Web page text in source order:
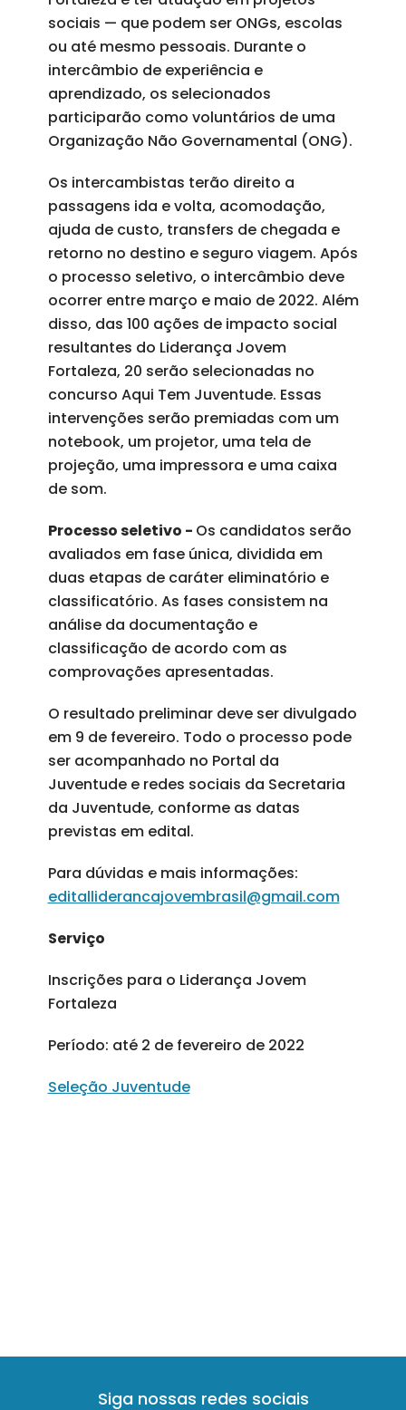
sociais — que podem ser ONGs, escolas
ou até mesmo pessoais. Durante o
intercâmbio de experiência e
aprendizado, os selecionados
participarão como voluntários de uma
Organização Não Governamental (ONG).
Os intercambistas terão direito a
passagens ida e volta, acomodação,
ajuda de custo, transfers de chegada e
retorno no destino e seguro viagem. Após
o processo seletivo, o intercâmbio deve
ocorrer entre março e maio de 2022. Além
disso, das 100 ações de impacto social
resultantes do Liderança Jovem
Fortaleza, 20 serão selecionadas no
concurso Aqui Tem Juventude. Essas
intervenções serão premiadas com um
notebook, um projetor, uma tela de
projeção, uma impressora e uma caixa
de som.
Processo seletivo - Os candidatos serão
avaliados em fase única, dividida em
duas etapas de caráter eliminatório e
classificatório. As fases consistem na
análise da documentação e
classificação de acordo com as
comprovações apresentadas.
O resultado preliminar deve ser divulgado
em 9 de fevereiro. Todo o processo pode
ser acompanhado no Portal da
Juventude e redes sociais da Secretaria
da Juventude, conforme as datas
previstas em edital.
Para dúvidas e mais informações:
editalliderancajovembrasil@gmail.com
Serviço
Inscrições para o Liderança Jovem
Fortaleza
Período: até 2 de fevereiro de 2022
Seleção Juventude
Siga nossas redes sociais